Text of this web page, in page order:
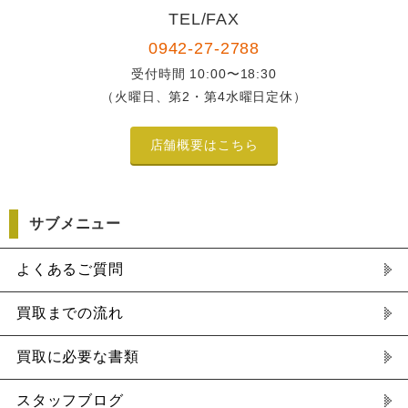
TEL/FAX
0942-27-2788
受付時間 10:00〜18:30
（火曜日、第2・第4水曜日定休）
店舗概要はこちら
サブメニュー
よくあるご質問
買取までの流れ
買取に必要な書類
スタッフブログ